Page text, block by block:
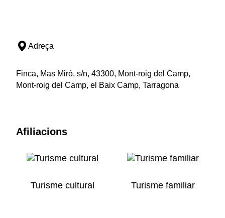
Adreça
Finca, Mas Miró, s/n, 43300, Mont-roig del Camp,
Mont-roig del Camp, el Baix Camp, Tarragona
Afiliacions
Turisme cultural Turisme familiar